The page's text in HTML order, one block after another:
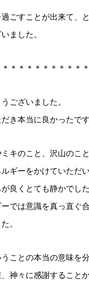
ごすことが出来て、
ました。
＊＊＊＊＊＊＊＊＊
ございました。
き本当に良かったです
キのこと、沢山のこ
ギーをかけていただ
良くとても静かでした
では意識を真っ直ぐ
。
ことの本当の意味を
神々に感謝すること